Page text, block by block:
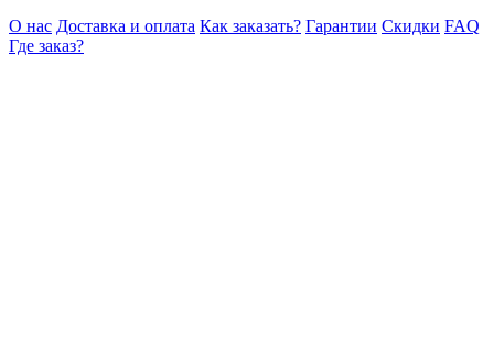
О нас Доставка и оплата Как заказать? Гарантии Скидки FAQ
Где заказ?